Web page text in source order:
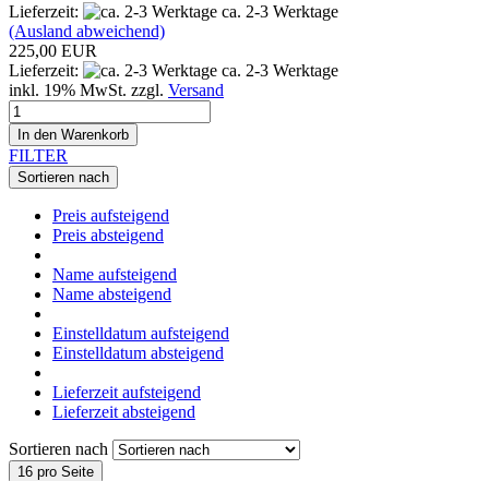
Lieferzeit:
ca. 2-3 Werktage
(Ausland abweichend)
225,00 EUR
Lieferzeit:
ca. 2-3 Werktage
inkl. 19% MwSt. zzgl. Versand
In den Warenkorb
FILTER
Sortieren nach
Preis aufsteigend
Preis absteigend
Name aufsteigend
Name absteigend
Einstelldatum aufsteigend
Einstelldatum absteigend
Lieferzeit aufsteigend
Lieferzeit absteigend
Sortieren nach
16 pro Seite